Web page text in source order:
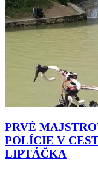
PRVÉ
POLÍCIE V
LIPTÁČKA